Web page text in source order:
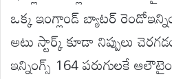
ఒక్క ఇంగ్లాండ్ బ్యాటర్
అటు స్టార్క్ కూడా నిప్పులు
ఇన్నింగ్స్ 164 పరుగులకే